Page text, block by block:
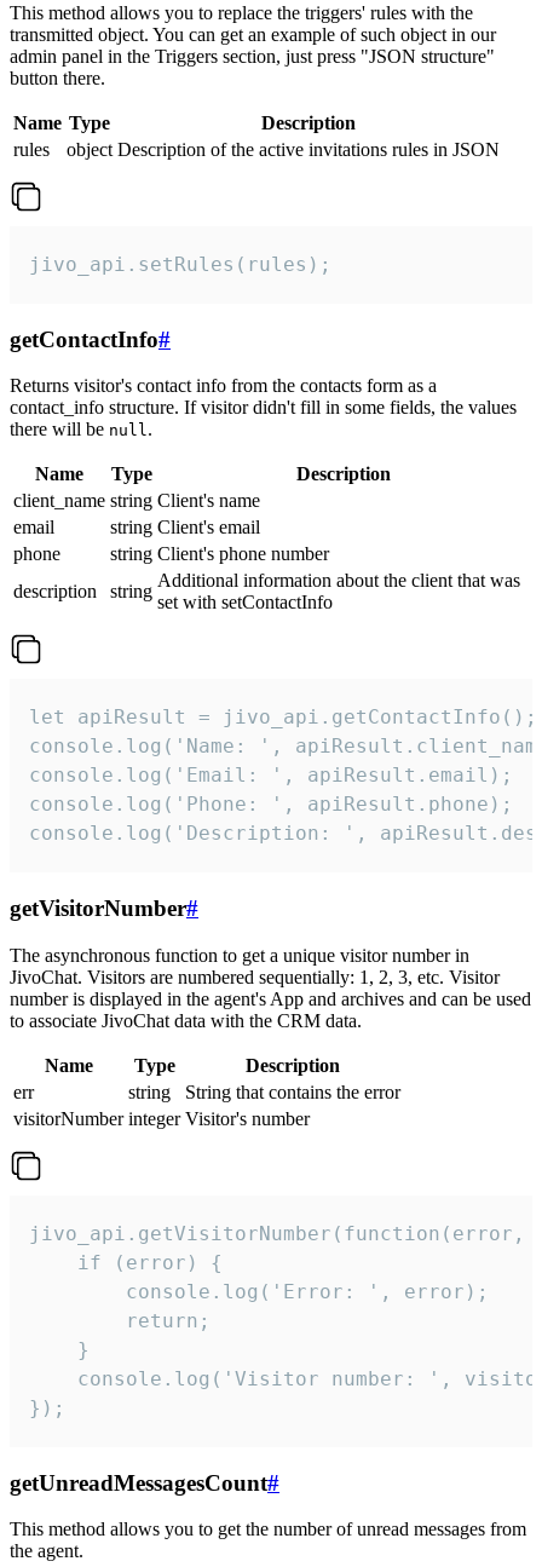
This method allows you to replace the triggers' rules with the
transmitted object. You can get an example of such object in our
admin panel in the Triggers section, just press "JSON structure"
button there.
Name Type
Description
rules
object Description of the active invitations rules in JSON
jivo_api.setRules(rules);
getContactInfo#
Returns visitor's contact info from the contacts form as a
contact_info structure. If visitor didn't fill in some fields, the values
there will be null.
Name Type
Description
client_name string Client's name
email
string Client's email
phone
string Client's phone number
description
string
Additional information about the client that was
set with setContactInfo
let apiResult = jivo_api.getContactInfo();
console.log('Name: ',
console.log('Email: ', apiResult.email);
console.log('Phone: ', apiResult.phone);
console.log('Description: ',
getVisitorNumber#
The asynchronous function to get a unique visitor number in
JivoChat. Visitors are numbered sequentially: 1, 2, 3, etc. Visitor
number is displayed in the agent's App and archives and can be used
to associate JivoChat data with the CRM data.
Name Type
Description
err
string
String that contains the error
visitorNumber integer Visitor's number
jivo_api.getVisitorNumber(function(error,
    if (error) {
        console.log('Error: ', error);
        return;
    }
console.log('Visitor number: ',
});
getUnreadMessagesCount#
This method allows you to get the number of unread messages from
the agent.